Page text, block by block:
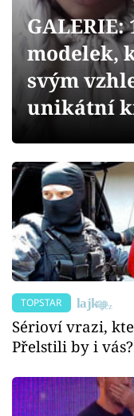
Videa
Sledujte
Sledujte nás
GALERIE:
modelek,
svým
unikátní
TOPSTAR
Sérioví vrazi,
Přelstili by i vás?